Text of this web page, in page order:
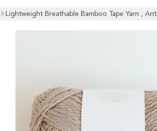
Lightweight Breathable Bamboo Tape Yarn ,